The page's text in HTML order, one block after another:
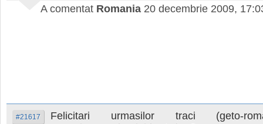
A comentat Romania 20 decembrie 2009,
#21617
Felicitari urmasilor traci (geto-